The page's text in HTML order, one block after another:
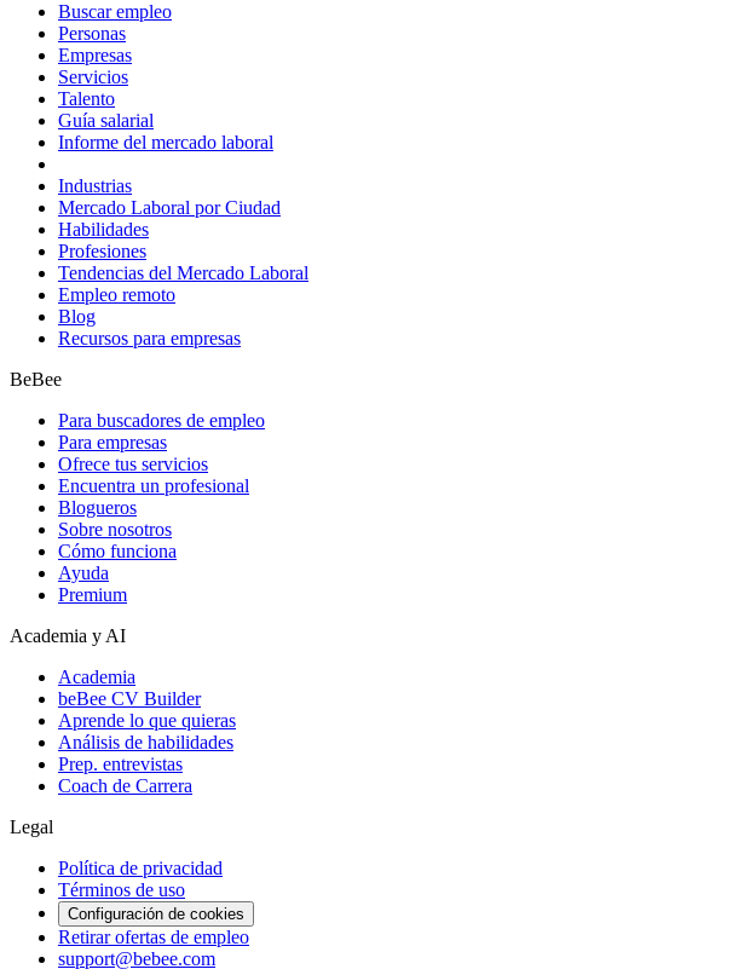
Buscar empleo
Personas
Empresas
Servicios
Talento
Guía salarial
Informe del mercado laboral
Industrias
Mercado Laboral por Ciudad
Habilidades
Profesiones
Tendencias del Mercado Laboral
Empleo remoto
Blog
Recursos para empresas
BeBee
Para buscadores de empleo
Para empresas
Ofrece tus servicios
Encuentra un profesional
Blogueros
Sobre nosotros
Cómo funciona
Ayuda
Premium
Academia y AI
Academia
beBee CV Builder
Aprende lo que quieras
Análisis de habilidades
Prep. entrevistas
Coach de Carrera
Legal
Política de privacidad
Términos de uso
Configuración de cookies
Retirar ofertas de empleo
support@bebee.com